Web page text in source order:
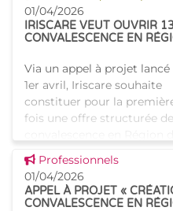
Belgique, environ
01/04/2026
IRISCARE VEUT OUVRIR
CONVALESCENCE EN
Via un appel à projet lancé
1er avril, Iriscare souhaite
constituer pour la
fois une offre structurée de
Bruxelles-Capitale.
ouvrir 130 lits p
Voir cette news
Professionnels
01/04/2026
APPEL À PROJET «
CONVALESCENCE EN